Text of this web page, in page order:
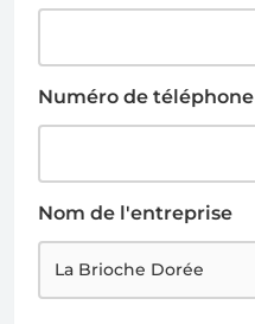
Numéro de téléphone
Nom de l'entreprise